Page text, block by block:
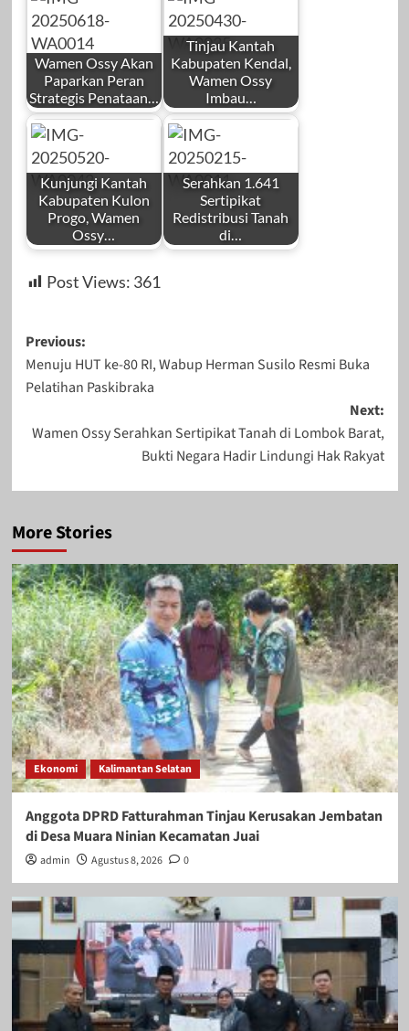
Wamen Ossy Akan
Paparkan Peran
Strategis Penataan…
Tinjau Kantah
Kabupaten Kendal,
Wamen Ossy
Imbau…
Kunjungi Kantah
Kabupaten Kulon
Progo, Wamen
Ossy…
Serahkan 1.641
Sertipikat
Redistribusi Tanah
di…
Post Views: 361
Post
navigation
Previous:
Menuju HUT ke-80 RI, Wabup Herman Susilo Resmi Buka
Pelatihan Paskibraka
Next:
Wamen Ossy Serahkan Sertipikat Tanah di Lombok Barat,
Bukti Negara Hadir Lindungi Hak Rakyat
More Stories
Ekonomi Kalimantan Selatan
Anggota DPRD Fatturahman Tinjau Kerusakan Jembatan
di Desa Muara Ninian Kecamatan Juai
admin Agustus 8, 2026 0